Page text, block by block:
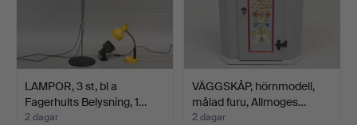
LAMPOR, 3 st, bl a
Fagerhults Belysning, 1…
2 dagar
VÄGGSKÅP, hörnmodell,
målad furu, Allmoges…
2 dagar